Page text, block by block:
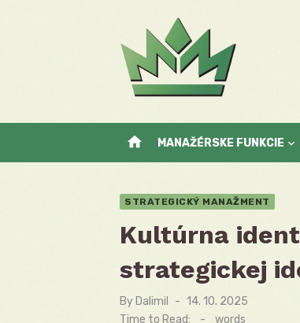
home MANAŽÉRSKE FUNKCIE
STRATEGICKÝ MANAŽMENT
Kultúrna
strategickej
By Dalimil
Posted
on
14. 10. 2025
Time to Read:
- words